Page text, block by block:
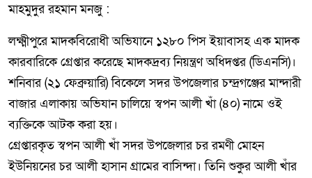
মাহমুদুর রহমান মনজু :
লক্ষ্মীপুরে মাদকবিরোধী অভিযানে ১২৮০ পিস ইয়াবাসহ এক মাদক
কারবারিকে গ্রেপ্তার করেছে মাদকদ্রব্য নিয়ন্ত্রণ অধিদপ্তর (ডিএনসি)।
শনিবার (২১ ফেব্রুয়ারি) বিকেলে সদর উপজেলার চন্দ্রগঞ্জের মান্দারী
বাজার এলাকায় অভিযান চালিয়ে স্বপন আলী খাঁ (৪০) নামে ওই
ব্যক্তিকে আটক করা হয়।
গ্রেপ্তারকৃত স্বপন আলী খাঁ সদর উপজেলার চর রমণী মোহন
ইউনিয়নের চর আলী হাসান গ্রামের বাসিন্দা। তিনি শুকুর আলী খাঁর